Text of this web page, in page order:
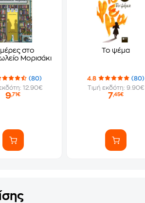
μέρες στο
Μορισάκι
(80)
12.90€
9,71€
Το ψέμα
4.8
(80)
Τιμή εκδότη: 9.90€
7,45€